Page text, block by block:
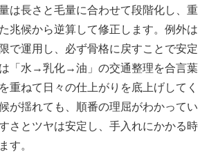
は長さと毛量に合わせて段階化し、重
兆候から逆算して修正します。例外は
で運用し、必ず骨格に戻すことで安定
「水→乳化→油」の交通整理を合言葉
重ねて日々の仕上がりを底上げしてく
が揺れても、順番の理屈がわかってい
さとツヤは安定し、手入れにかかる時
す。